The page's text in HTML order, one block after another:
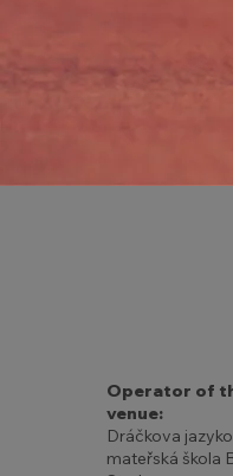
Operator of
venue:
Dráčkova
mateřská škola